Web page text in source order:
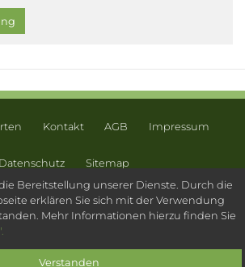
Kontakt AGB Impressum
Datenschutz Sitemap
- PsyOS GmbH
Bereitstellung unserer Dienste. Durch die
erklären Sie sich mit der Verwendung
Mehr Informationen hierzu finden Sie
Verstanden